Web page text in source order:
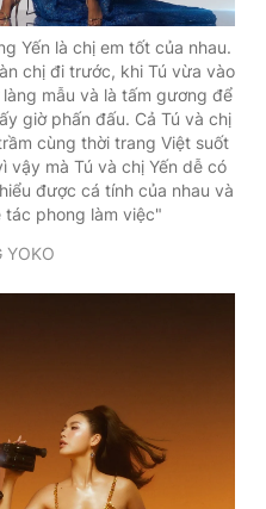
Yến là chị em tốt của nhau.
chị đi trước, khi Tú vừa vào
mẫu và là tấm gương để
giờ phấn đấu. Cả Tú và chị
cùng thời trang Việt suốt
vậy mà Tú và chị Yến dễ có
được cá tính của nhau và
tác phong làm việc"
YOKO